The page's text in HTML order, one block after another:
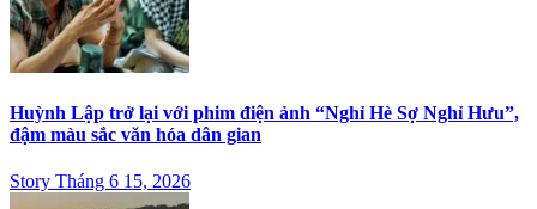
Huỳnh Lập trở lại với phim điện ảnh “Nghỉ Hè Sợ Nghỉ Hưu”,
đậm màu sắc văn hóa dân gian
Story Tháng 6 15, 2026